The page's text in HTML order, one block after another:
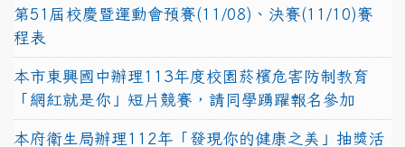
第51屆校慶暨運動會預賽(11/08)、決賽(11/10)賽
程表
本市東興國中辦理113年度校園菸檳危害防制教育
「網紅就是你」短片競賽，請同學踴躍報名參加
本府衛生局辦理112年「發現你的健康之美」抽獎活